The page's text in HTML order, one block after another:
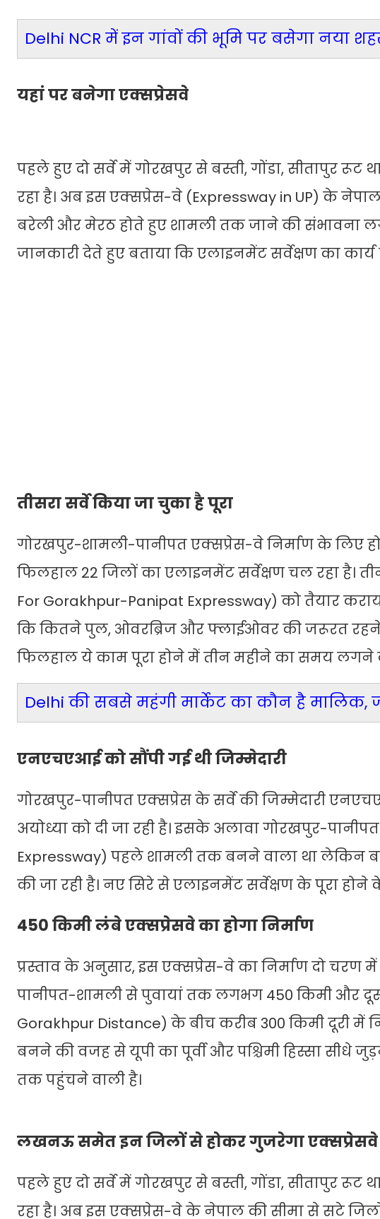
Delhi NCR में इन गांवों की भूमि पर बसेगा नया
यहां पर बनेगा एक्सप्रेसवे
पहले हुए दो सर्वे में गोरखपुर से बस्ती, गोंडा, सीतापुर
रहा है। अब इस एक्सप्रेस-वे (Expressway in UP) के
बरेली और मेरठ होते हुए शामली तक जाने की संभावना
जानकारी देते हुए बताया कि एलाइनमेंट सर्वेक्षण का कार्य
तीसरा सर्वे किया जा चुका है पूरा
गोरखपुर-शामली-पानीपत एक्सप्रेस-वे निर्माण के लिए हो
फिलहाल 22 जिलों का एलाइनमेंट सर्वेक्षण चल रहा है।
For Gorakhpur-Panipat Expressway) को तैयार
कि कितने पुल, ओवरब्रिज और फ्लाईओवर की जरूरत रहने
फिलहाल ये काम पूरा होने में तीन महीने का समय लगने
Delhi की सबसे महंगी मार्केट का कौन है मालिक,
एनएचएआई को सौंपी गई थी जिम्मेदारी
गोरखपुर-पानीपत एक्सप्रेस के सर्वे की जिम्मेदारी
अयोध्या को दी जा रही है। इसके अलावा गोरखपुर-
Expressway) पहले शामली तक बनने वाला था लेकिन
की जा रही है। नए सिरे से एलाइनमेंट सर्वेक्षण के पूरा होने
450 किमी लंबे एक्सप्रेसवे का होगा निर्माण
प्रस्ताव के अनुसार, इस एक्सप्रेस-वे का निर्माण दो चरण
पानीपत-शामली से पुवायां तक लगभग 450 किमी और
Gorakhpur Distance) के बीच करीब 300 किमी दूरी में
बनने की वजह से यूपी का पूर्वी और पश्चिमी हिस्सा सीधे
तक पहुंचने वाली है।
लखनऊ समेत इन जिलों से होकर गुजरेगा एक्सप्रेसवे
पहले हुए दो सर्वे में गोरखपुर से बस्ती, गोंडा, सीतापुर रूट
रहा है। अब इस एक्सप्रेस-वे के नेपाल की सीमा से सटे